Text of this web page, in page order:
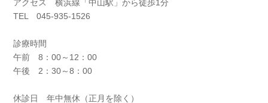
アクセス 横浜線「中山駅」から徒歩1分
TEL 045-935-1526
診療時間
午前 8：00～12：00
午後 2：30～8：00
休診日 年中無休（正月を除く）